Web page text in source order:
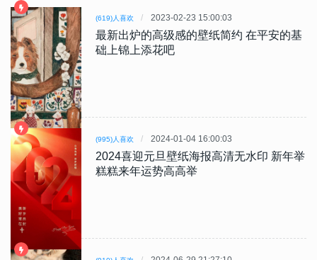
(619)人喜欢 2023-02-23 15:00:03
最新出炉的高级感的壁纸简约 在平安的基
础上锦上添花吧
(995)人喜欢 2024-01-04 16:00:03
2024喜迎元旦壁纸海报高清无水印 新年举
糕糕来年运势高高举